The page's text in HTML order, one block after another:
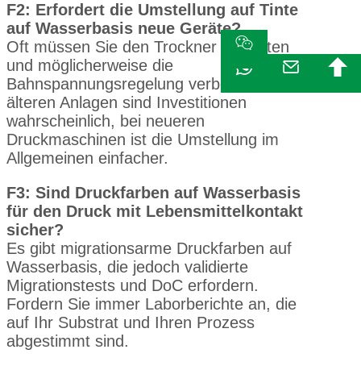
F2: Erfordert die Umstellung auf Tinte
auf Wasserbasis neue Geräte?
Oft müssen Sie den Trockner aufrüsten
und möglicherweise die
Bahnspannungsregelung verbessern. Bei
älteren Anlagen sind Investitionen
wahrscheinlich, bei neueren
Druckmaschinen ist die Umstellung im
Allgemeinen einfacher.
F3: Sind Druckfarben auf Wasserbasis
für den Druck mit Lebensmittelkontakt
sicher?
Es gibt migrationsarme Druckfarben auf
Wasserbasis, die jedoch validierte
Migrationstests und DoC erfordern.
Fordern Sie immer Laborberichte an, die
auf Ihr Substrat und Ihren Prozess
abgestimmt sind.